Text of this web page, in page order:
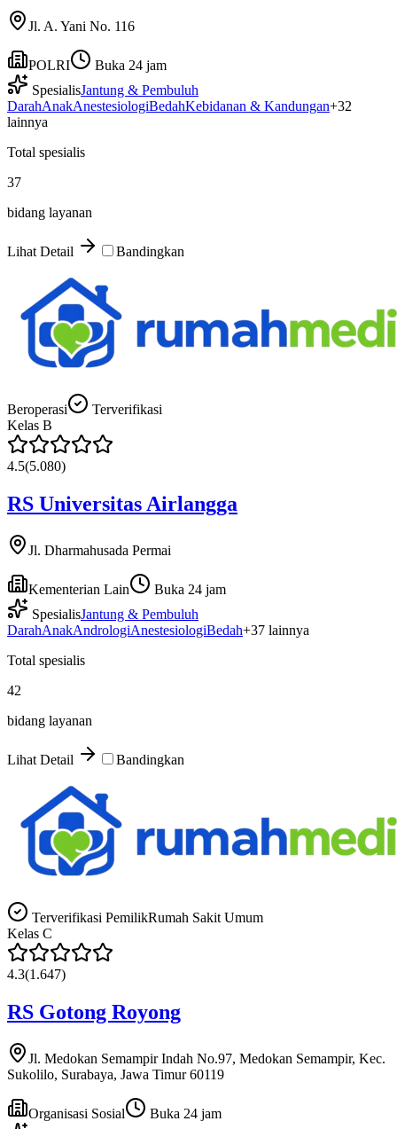
Jl. A. Yani No. 116
POLRI
Buka 24 jam
SpesialisJantung & Pembuluh
DarahAnakAnestesiologiBedahKebidanan & Kandungan+32
lainnya
Total spesialis
37
bidang layanan
Lihat Detail Bandingkan
Beroperasi
Terverifikasi
Kelas B
4.5(5.080)
RS Universitas Airlangga
Jl. Dharmahusada Permai
Kementerian Lain
Buka 24 jam
SpesialisJantung & Pembuluh
DarahAnakAndrologiAnestesiologiBedah+37 lainnya
Total spesialis
42
bidang layanan
Lihat Detail Bandingkan
Terverifikasi PemilikRumah Sakit Umum
Kelas C
4.3(1.647)
RS Gotong Royong
Jl. Medokan Semampir Indah No.97, Medokan Semampir, Kec.
Sukolilo, Surabaya, Jawa Timur 60119
Organisasi Sosial
Buka 24 jam